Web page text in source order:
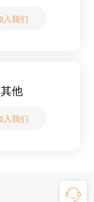
入我们
其他
入我们